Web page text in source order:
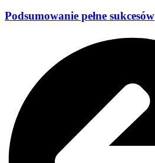
Podsumowanie pełne sukcesów